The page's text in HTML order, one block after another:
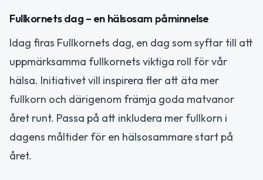
Fullkornets dag – en hälsosam påminnelse
Idag firas Fullkornets dag, en dag som syftar till att
uppmärksamma fullkornets viktiga roll för vår
hälsa. Initiativet vill inspirera fler att äta mer
fullkorn och därigenom främja goda matvanor
året runt. Passa på att inkludera mer fullkorn i
dagens måltider för en hälsosammare start på
året.